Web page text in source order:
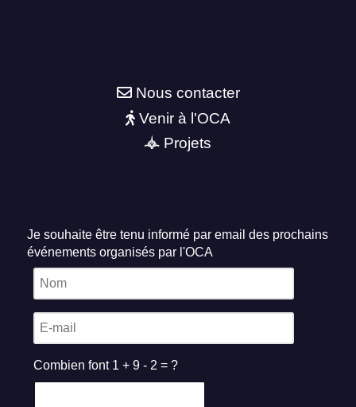
Nous contacter
Venir à l'OCA
Projets
Je souhaite être tenu informé par email des prochains
événements organisés par l'OCA
Combien font 1 + 9 - 2 = ?